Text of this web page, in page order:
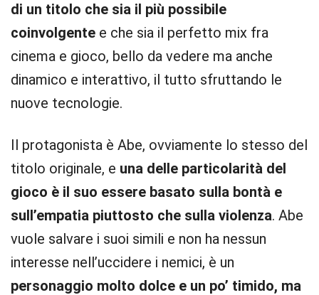
di un titolo che sia il più possibile
coinvolgente e che sia il perfetto mix fra
cinema e gioco, bello da vedere ma anche
dinamico e interattivo, il tutto sfruttando le
nuove tecnologie.
Il protagonista è Abe, ovviamente lo stesso del
titolo originale, e una delle particolarità del
gioco è il suo essere basato sulla bontà e
sull’empatia piuttosto che sulla violenza. Abe
vuole salvare i suoi simili e non ha nessun
interesse nell’uccidere i nemici, è un
personaggio molto dolce e un po’ timido, ma